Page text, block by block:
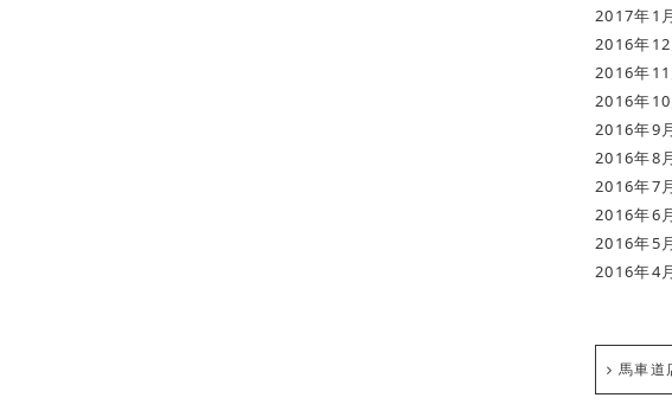
2017年1月
2016年12
2016年11
2016年10
2016年9月
2016年8月
2016年7月
2016年6月
2016年5月
2016年4月
馬車道